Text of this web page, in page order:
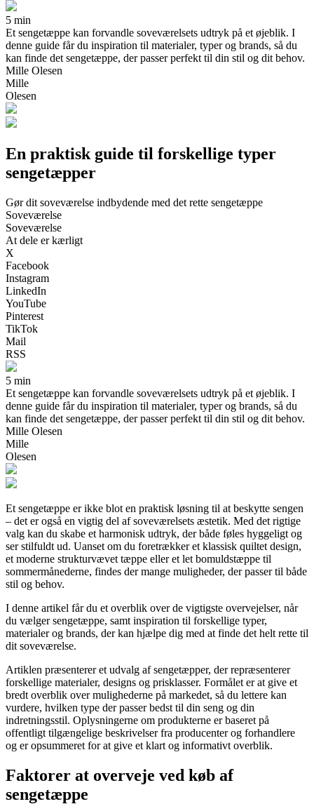
5 min
Et sengetæppe kan forvandle soveværelsets udtryk på et øjeblik. I
denne guide får du inspiration til materialer, typer og brands, så du
kan finde det sengetæppe, der passer perfekt til din stil og dit behov.
Mille Olesen
Mille
Olesen
En praktisk guide til forskellige typer
sengetæpper
Gør dit soveværelse indbydende med det rette sengetæppe
Soveværelse
Soveværelse
At dele er kærligt
X
Facebook
Instagram
LinkedIn
YouTube
Pinterest
TikTok
Mail
RSS
5 min
Et sengetæppe kan forvandle soveværelsets udtryk på et øjeblik. I
denne guide får du inspiration til materialer, typer og brands, så du
kan finde det sengetæppe, der passer perfekt til din stil og dit behov.
Mille Olesen
Mille
Olesen
Et sengetæppe er ikke blot en praktisk løsning til at beskytte sengen
– det er også en vigtig del af soveværelsets æstetik. Med det rigtige
valg kan du skabe et harmonisk udtryk, der både føles hyggeligt og
ser stilfuldt ud. Uanset om du foretrækker et klassisk quiltet design,
et moderne strukturvævet tæppe eller et let bomuldstæppe til
sommermånederne, findes der mange muligheder, der passer til både
stil og behov.
I denne artikel får du et overblik over de vigtigste overvejelser, når
du vælger sengetæppe, samt inspiration til forskellige typer,
materialer og brands, der kan hjælpe dig med at finde det helt rette til
dit soveværelse.
Artiklen præsenterer et udvalg af sengetæpper, der repræsenterer
forskellige materialer, designs og prisklasser. Formålet er at give et
bredt overblik over mulighederne på markedet, så du lettere kan
vurdere, hvilken type der passer bedst til din seng og din
indretningsstil. Oplysningerne om produkterne er baseret på
offentligt tilgængelige beskrivelser fra producenter og forhandlere
og er opsummeret for at give et klart og informativt overblik.
Faktorer at overveje ved køb af
sengetæppe